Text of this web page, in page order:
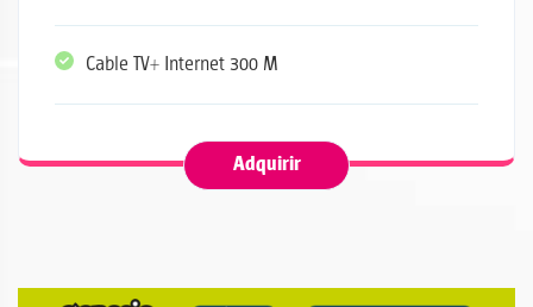
Cable TV+ Internet 300 M
Adquirir